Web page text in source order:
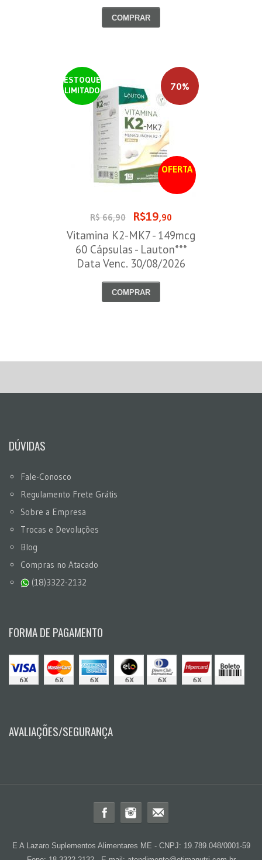
COMPRAR
ESTOQUE
LIMITADO
OFERTA
70%
R$ 66,90 R$19,90
Vitamina K2-MK7 - 149mcg
60 Cápsulas - Lauton***
Data Venc. 30/08/2026
COMPRAR
DÚVIDAS
Fale-Conosco
Regulamento Frete Grátis
Sobre a Empresa
Trocas e Devoluções
Blog
Compras no Atacado
(18)3322-2132
FORMA DE PAGAMENTO
AVALIAÇÕES/SEGURANÇA
E A Lazaro Suplementos Alimentares ME - CNPJ: 19.789.048/0001-59